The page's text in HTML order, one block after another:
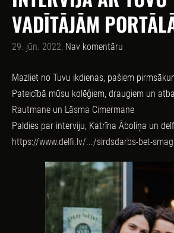
VADĪTĀJĀM
29. jūn. 2022, Nav komentāru
Mazliet no Tuvu ikdienas, pašiem
Pateicībā mūsu kolēģiem, draugiem un
Rautmane un Lāsma Cimermane
Paldies par interviju, Katrīna Āboliņa un
https://www.delfi.lv/.../sirdsdarbs-bet-